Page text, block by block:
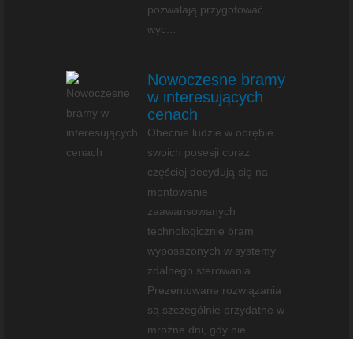
pozwalają przygotować
wyc...
Nowoczesne bramy
w interesujących
cenach
Obecnie ludzie w obrębie
swoich posesji coraz
częściej decydują się na
montowanie
zaawansowanych
technologicznie bram
wyposażonych w systemy
zdalnego sterowania.
Prezentowane rozwiązania
są szczególnie przydatne w
mroźne dni, gdy nie